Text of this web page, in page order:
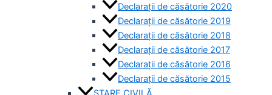
Declarații de căsătorie 2020
Declarații de căsătorie 2019
Declarații de căsătorie 2018
Declarații de căsătorie 2017
Declarații de căsătorie 2016
Declarații de căsătorie 2015